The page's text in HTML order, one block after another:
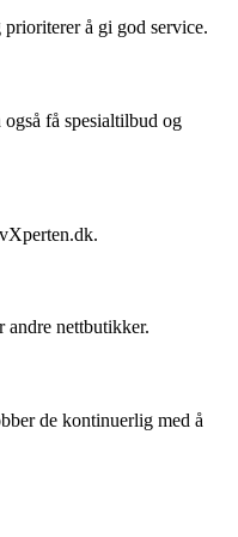
å gi god service.
få spesialtilbud og
andre nettbutikker.
de kontinuerlig med å